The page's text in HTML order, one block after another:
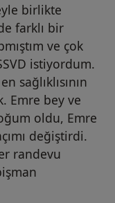
birlikte
farklı bir
ve çok
istiyordum.
sağlıklısının
Emre bey ve
oldu, Emre
değiştirdi.
randevu